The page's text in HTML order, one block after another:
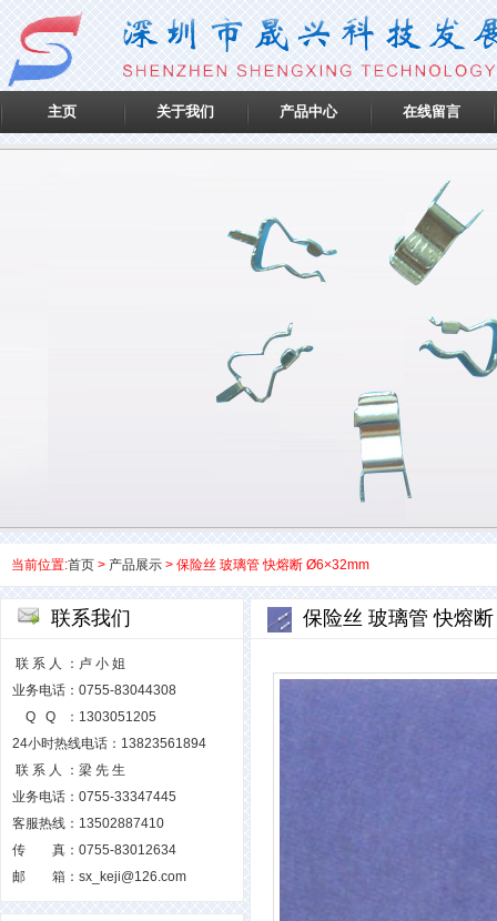
主页 关于我们 产品中心 在线留言
当前位置:首页 > 产品展示 > 保险丝 玻璃管 快熔断 Ø6×32mm
联系我们
联 系 人 ：卢 小 姐
业务电话：0755-83044308
Q Q ：1303051205
24小时热线电话：13823561894
联 系 人 ：梁 先 生
业务电话：0755-33347445
客服热线：13502887410
传 真：0755-83012634
邮 箱：sx_keji@126.com
保险丝 玻璃管 快熔